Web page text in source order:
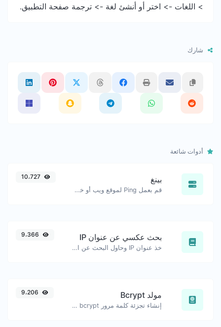
> اللغات -> اختر أو أنشئ لغة -> ترجمة صفحة التطبيق.
شارك
أدوات شائعة
بينغ
قم بعمل Ping لموقع ويب أو خادم أو منفذ.
بحث عكسي عن عنوان IP
خذ عنوان IP وحاول البحث عن النطاق/المضيف المرتبط به.
مولد Bcrypt
إنشاء تجزئة كلمة مرور bcrypt لأي سلسلة إدخال.